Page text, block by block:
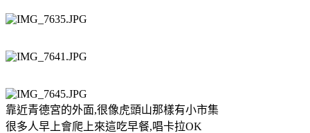
靠近青德宮的外面,很像虎頭山那樣有小市集
很多人早上會爬上來這吃早餐,唱卡拉OK